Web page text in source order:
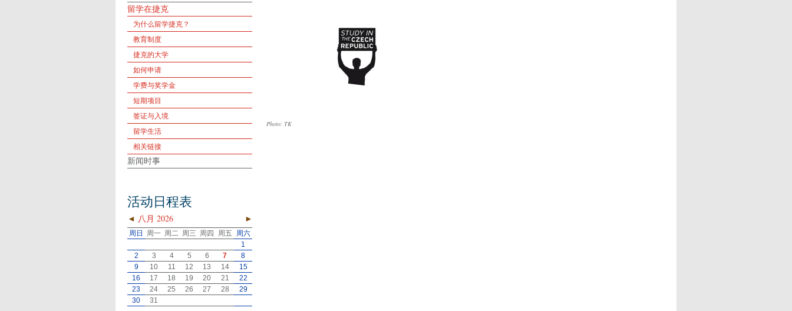
Photo: TK
留学在捷克
为什么留学捷克？
教育制度
捷克的大学
如何申请
学费与奖学金
短期项目
签证与入境
留学生活
相关链接
新闻时事
活动日程表
◄ ►
八月 2026
周日 周一 周二 周三 周四 周五
周六
1
2
3 4 5 6 7
8
9
10 11 12 13 14
15
16
17 18 19 20 21
22
23
24 25 26 27 28
29
30
31